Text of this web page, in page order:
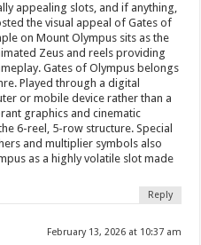
appealing slots, and if anything,
the visual appeal of Gates of
on Mount Olympus sits as the
Zeus and reels providing
Gates of Olympus belongs
Played through a digital
or mobile device rather than a
graphics and cinematic
6-reel, 5-row structure. Special
and multiplier symbols also
as a highly volatile slot made
Reply
February 13, 2026 at 10:37 am